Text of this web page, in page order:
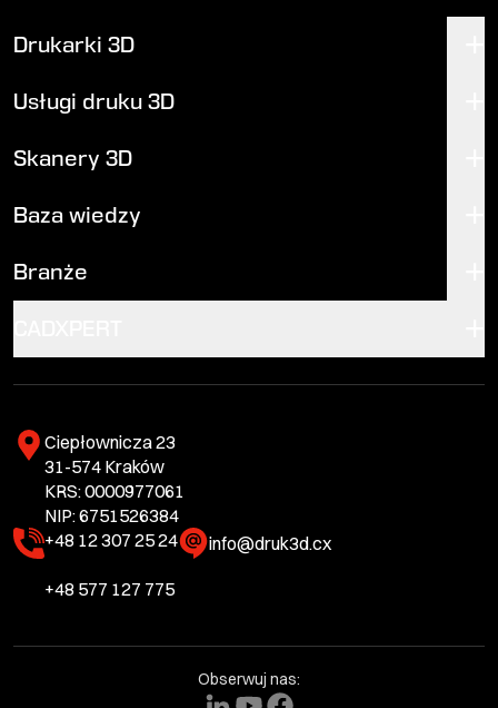
Drukarki 3D
Usługi druku 3D
Skanery 3D
Baza wiedzy
Branże
Ciepłownicza 23
31-574 Kraków
KRS: 0000977061
NIP: 6751526384
+48 12 307 25 24
+48 577 127 775
info@druk3d.cx
Obserwuj nas: